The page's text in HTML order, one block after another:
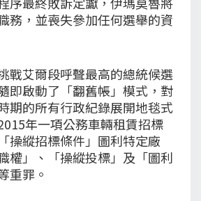
務，並喪失參加任何選舉的資
戰艾爾段呼聲最高的總統候選
即啟動了「翻舊帳」模式，對
期的所有行政紀錄展開地毯式
年一項公務車輛租賃招標
操縱招標條件」圖利特定廠
權」、「操縱投標」及「圖利
重罪。